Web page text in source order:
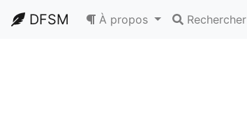
DFSM À propos Rechercher